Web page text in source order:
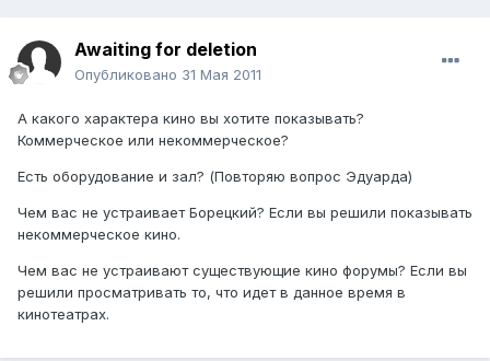
Awaiting for deletion
Опубликовано 31 Мая 2011
А какого характера кино вы хотите показывать?
Коммерческое или некоммерческое?
Есть оборудование и зал? (Повторяю вопрос Эдуарда)
Чем вас не устраивает Борецкий? Если вы решили показывать
некоммерческое кино.
Чем вас не устраивают существующие кино форумы? Если вы
решили просматривать то, что идет в данное время в
кинотеатрах.